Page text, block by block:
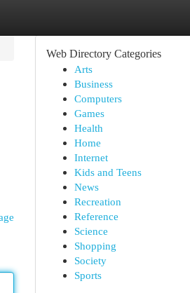
Web Directory Categories
Arts
Business
Computers
Games
Health
Home
Internet
Kids and Teens
News
Recreation
Reference
Science
Shopping
Society
Sports